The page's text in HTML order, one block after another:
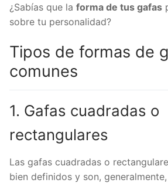
Gafas estilo aviador
Cómo elegir la forma de
para ti
Considera tu forma
La comodidad es clave
¿Sabías que la forma de tus gafas
sobre tu personalidad?
Tipos de formas de
comunes
1. Gafas cuadradas o
rectangulares
Las gafas cuadradas o
bien definidos y son,